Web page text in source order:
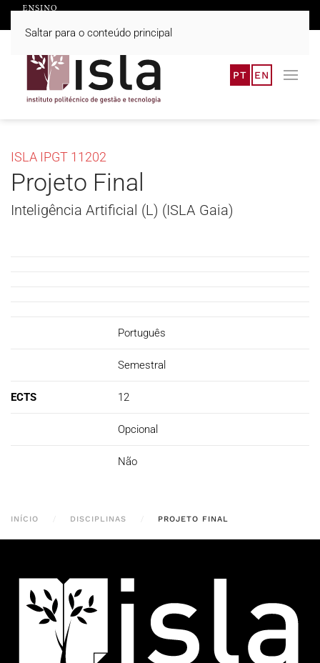
Saltar para o conteúdo principal
PT EN
ISLA IPGT 11202
Projeto Final
Inteligência Artificial (L) (ISLA Gaia)
Português
Semestral
ECTS 12
Opcional
Não
INÍCIO DISCIPLINAS PROJETO FINAL